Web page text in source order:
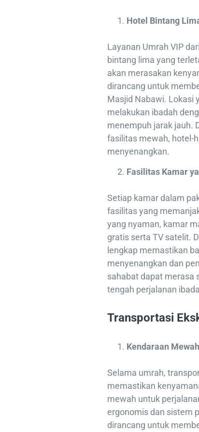
Hotel Bintang
Layanan Umrah VIP
bintang lima yang
akan merasakan
dirancang untuk
Masjid Nabawi. Lokasi
melakukan ibadah
menempuh jarak jauh.
fasilitas mewah, hotel-
menyenangkan.
Fasilitas Kamar
Setiap kamar dalam
fasilitas yang
yang nyaman, kamar
gratis serta TV satelit.
lengkap memastikan
menyenangkan dan
sahabat dapat merasa
tengah perjalanan
Transportasi
Kendaraan
Selama umrah,
memastikan
mewah untuk
ergonomis dan sistem
dirancang untuk